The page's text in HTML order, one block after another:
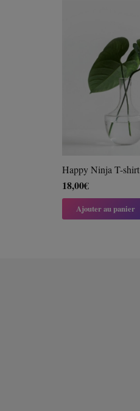
Happy Ninja T-shirt
18,00€
Ajouter au panier